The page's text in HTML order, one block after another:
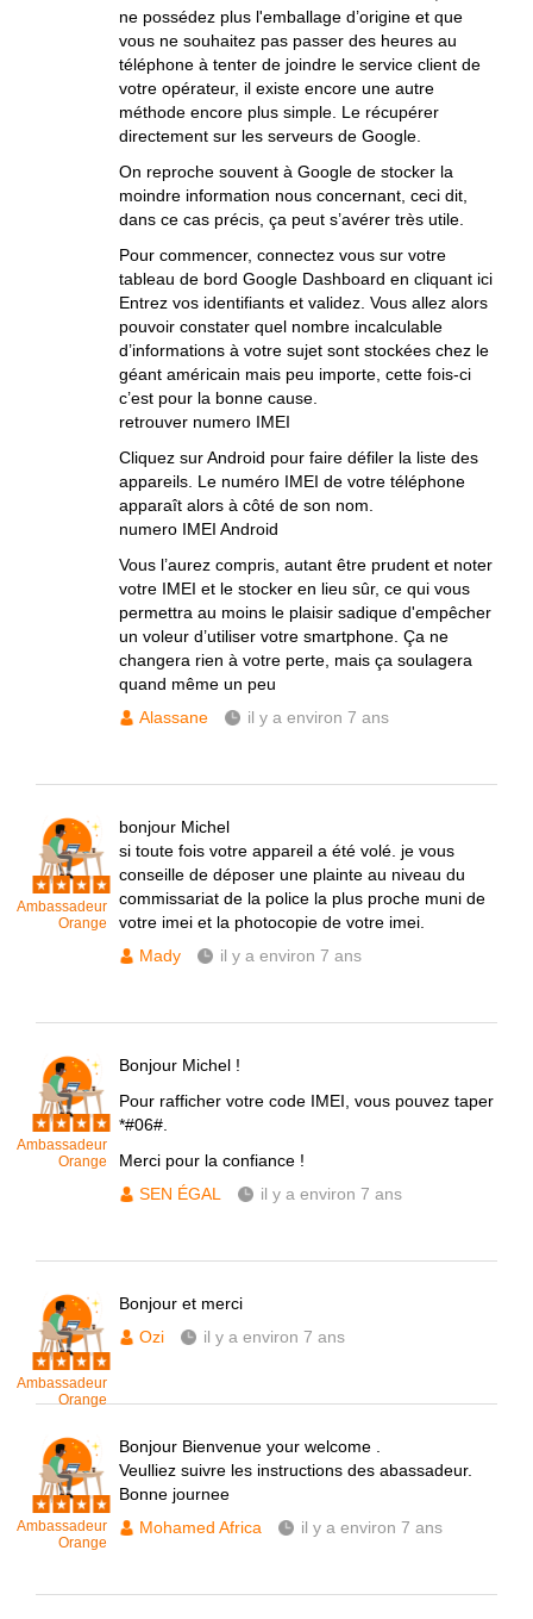
ne possédez plus l'emballage d’origine et que
vous ne souhaitez pas passer des heures au
téléphone à tenter de joindre le service client de
votre opérateur, il existe encore une autre
méthode encore plus simple. Le récupérer
directement sur les serveurs de Google.
On reproche souvent à Google de stocker la
moindre information nous concernant, ceci dit,
dans ce cas précis, ça peut s’avérer très utile.
Pour commencer, connectez vous sur votre
tableau de bord Google Dashboard en cliquant ici
Entrez vos identifiants et validez. Vous allez alors
pouvoir constater quel nombre incalculable
d’informations à votre sujet sont stockées chez le
géant américain mais peu importe, cette fois-ci
c’est pour la bonne cause.
retrouver numero IMEI
Cliquez sur Android pour faire défiler la liste des
appareils. Le numéro IMEI de votre téléphone
apparaît alors à côté de son nom.
numero IMEI Android
Vous l’aurez compris, autant être prudent et noter
votre IMEI et le stocker en lieu sûr, ce qui vous
permettra au moins le plaisir sadique d'empêcher
un voleur d’utiliser votre smartphone. Ça ne
changera rien à votre perte, mais ça soulagera
quand même un peu
Alassane
il y a environ 7 ans
Ambassadeur
Orange
bonjour Michel
si toute fois votre appareil a été volé. je vous
conseille de déposer une plainte au niveau du
commissariat de la police la plus proche muni de
votre imei et la photocopie de votre imei.
Mady
il y a environ 7 ans
Ambassadeur
Orange
Bonjour Michel !
Pour rafficher votre code IMEI, vous pouvez taper
*#06#.
Merci pour la confiance !
SEN ÉGAL
il y a environ 7 ans
Ambassadeur
Orange
Bonjour et merci
Ozi
il y a environ 7 ans
Ambassadeur
Orange
Bonjour Bienvenue your welcome .
Veulliez suivre les instructions des abassadeur.
Bonne journee
Mohamed Africa
il y a environ 7 ans